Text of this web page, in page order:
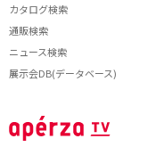
カタログ検索
通販検索
ニュース検索
展示会DB(データベース)